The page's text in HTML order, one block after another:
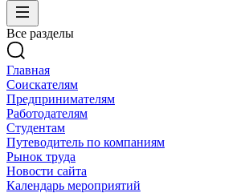
Все разделы
Главная
Соискателям
Предпринимателям
Работодателям
Студентам
Путеводитель по компаниям
Рынок труда
Новости сайта
Календарь мероприятий